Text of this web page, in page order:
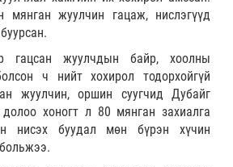
жуулчин гацаж, нислэгүүд
гацсан жуулчдын байр, хоолны
ч нийт хохирол тодорхойгүй
жуулчин, оршин суугчид Дубайг
хоногт л 80 мянган захиалга
нисэх буудал мөн бүрэн хүчин